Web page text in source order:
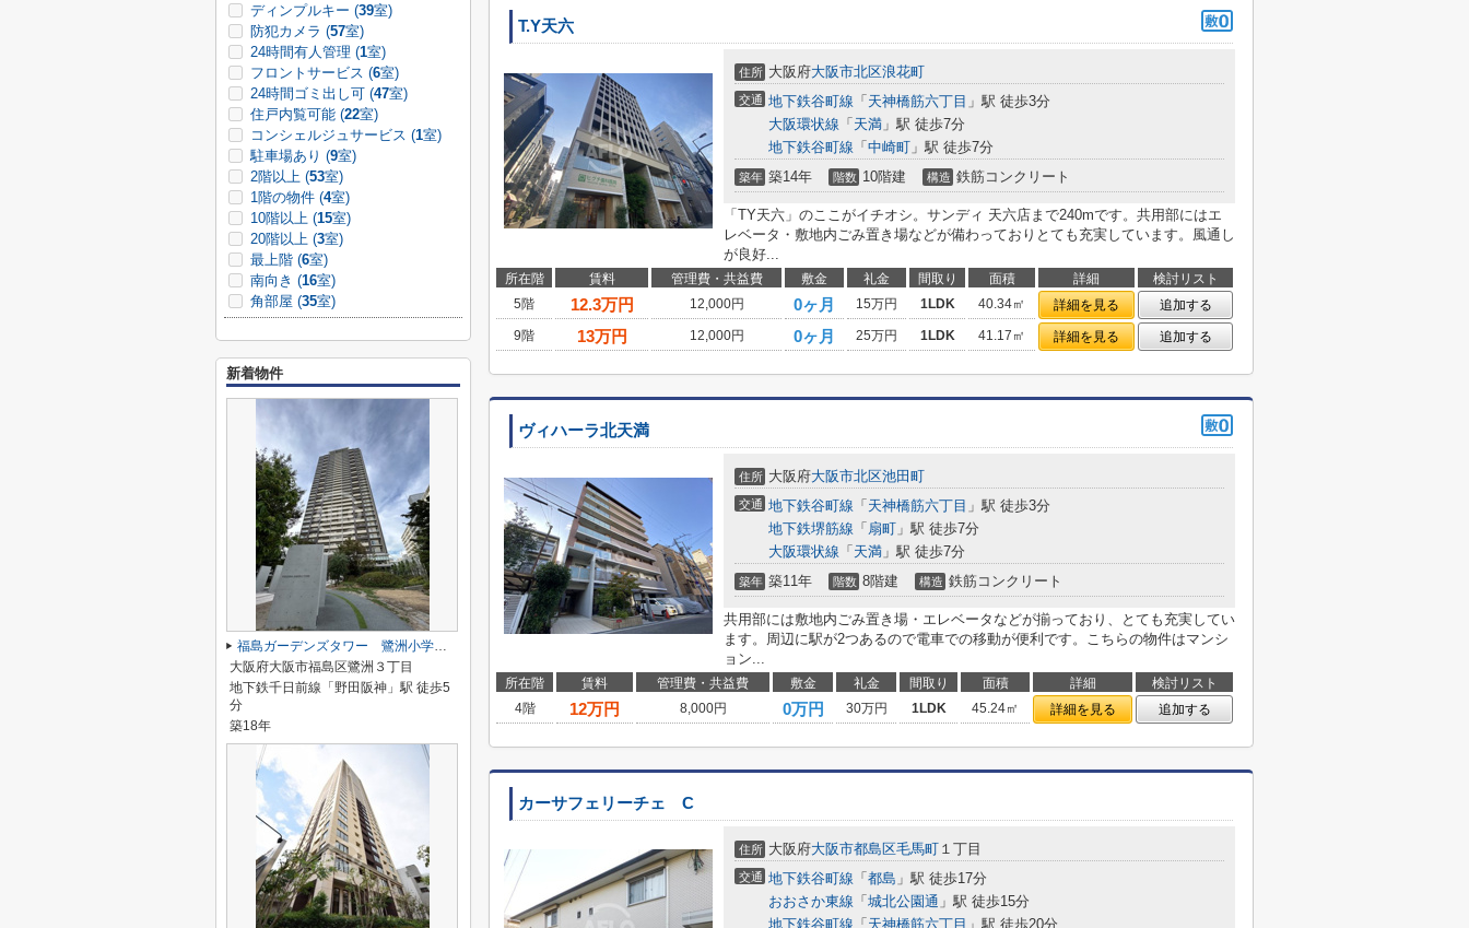
T.Y天六
住所 大阪府大阪市北区浪花町
交通 地下鉄谷町線 「 天神橋筋六丁目 」駅 徒歩3分
大阪環状線 「 天満 」駅 徒歩7分
地下鉄谷町線 「 中崎町 」駅 徒歩7分
築年 築14年 階数 10階建 構造 鉄筋コンクリート
「TY天六」のここがイチオシ。サンディ 天六店まで240mです。共用部にはエ
レベータ・敷地内ごみ置き場などが備わっておりとても充実しています。風通し
が良好...
所在階 賃料 管理費・共益費 敷金 礼金 間取り 面積 詳細
検討リスト
5階
12.3万円 12,000円 0ヶ月 15万円 1LDK 40.34㎡ 詳細を見る
追加する
9階
13万円 12,000円 0ヶ月 25万円 1LDK 41.17㎡ 詳細を見る 追加する
ヴィハーラ北天満
住所 大阪府大阪市北区池田町
交通 地下鉄谷町線 「 天神橋筋六丁目 」駅 徒歩3分
地下鉄堺筋線 「 扇町 」駅 徒歩7分
大阪環状線 「 天満 」駅 徒歩7分
築年 築11年 階数 8階建 構造 鉄筋コンクリート
共用部には敷地内ごみ置き場・エレベータなどが揃っており、とても充実してい
ます。周辺に駅が2つあるので電車での移動が便利です。こちらの物件はマンシ
ョン...
所在階 賃料 管理費・共益費 敷金 礼金 間取り 面積 詳細
検討リスト
4階
12万円 8,000円 0万円 30万円 1LDK 45.24㎡ 詳細を見る 追加する
カーサフェリーチェ C
住所 大阪府大阪市都島区毛馬町 １丁目
交通 地下鉄谷町線 「 都島 」駅 徒歩17分
おおさか東線 「 城北公園通 」駅 徒歩15分
地下鉄谷町線 「 天神橋筋六丁目 」駅 徒歩20分
ディンプルキー (39室)
防犯カメラ (57室)
24時間有人管理 (1室)
フロントサービス (6室)
24時間ゴミ出し可 (47室)
住戸内覧可能 (22室)
コンシェルジュサービス (1室)
駐車場あり (9室)
2階以上 (53室)
1階の物件 (4室)
10階以上 (15室)
20階以上 (3室)
最上階 (6室)
南向き (16室)
角部屋 (35室)
新着物件
福島ガーデンズタワー 鷺洲小学校区
大阪府大阪市福島区鷺洲３丁目
地下鉄千日前線「野田阪神」駅 徒歩5
分
築18年